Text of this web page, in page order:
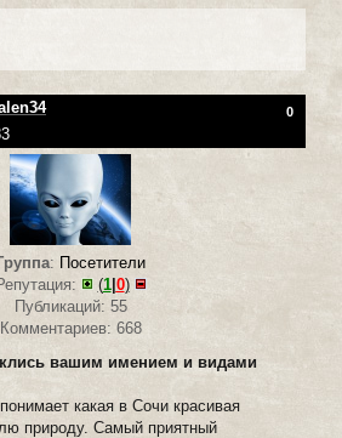
0
: Посетители
(1| 0)
Публикаций: 55
Комментариев: 668
вашим имением и видами
какая в Сочи красивая
природу. Самый приятный